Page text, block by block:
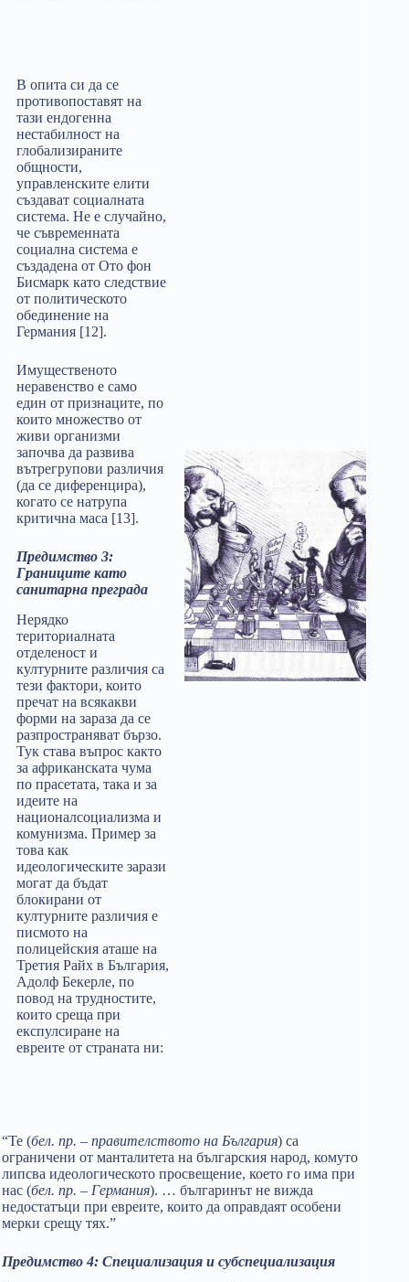
В опита си да се
противопоставят на
тази ендогенна
нестабилност на
глобализираните
общности,
управленските елити
създават социалната
система. Не е случайно,
че съвременната
социална система е
създадена от Ото фон
Бисмарк като следствие
от политическото
обединение на
Германия [12].
Имущественото
неравенство е само
един от признаците, по
които множество от
живи организми
започва да развива
вътрегрупови различия
(да се диференцира),
когато се натрупа
критична маса [13].
Предимство 3:
Границите като
санитарна преграда
Нерядко
териториалната
отделеност и
културните различия са
тези фактори, които
пречат на всякакви
форми на зараза да се
разпространяват бързо.
Тук става въпрос както
за африканската чума
по прасетата, така и за
идеите на
националсоциализма и
комунизма. Пример за
това как
идеологическите зарази
могат да бъдат
блокирани от
културните различия е
писмото на
полицейския аташе на
Третия Райх в България,
Адолф Бекерле, по
повод на трудностите,
които среща при
експулсиране на
евреите от страната ни:
“Те (бел. пр. – правителството на България) са
ограничени от манталитета на българския народ,​ комуто
липсва идеологическото просвещение, което го има при
нас (бел. пр. – Германия). … българинът не вижда
недостатъци при евреите, които да оправдаят особени
мерки срещу тях.”
Предимство 4: Специализация и субспециализация